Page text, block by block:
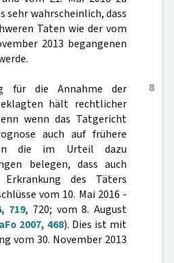
sehr wahrscheinlich, dass
Taten wie der vom
2013 begangenen
8
für die Annahme der
hält rechtlicher
wenn das Tatgericht
auch auf frühere
die im Urteil dazu
belegen, dass auch
des Täters
vom 10. Mai 2016 -
719, 720; vom 8. August
2007, 468). Dies ist mit
vom 30. November 2013